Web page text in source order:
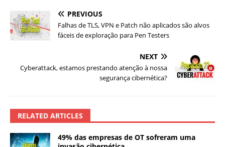
PREVIOUS
Falhas de TLS, VPN e Patch não aplicados são alvos
fáceis de exploração para Pen Testers
NEXT
Cyberattack, estamos prestando atenção à nossa
segurança cibernética?
RELATED ARTICLES
49% das empresas de OT sofreram uma